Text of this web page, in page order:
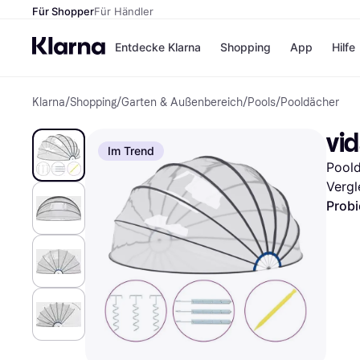
Für ShopperFür Händler
Entdecke Klarna
Zahlungsmethoden
Teilzahlungen
Bezahle in bis zu 30
Tagen
Ratenzahlung
Shopping
Shops
eBay
Temu
SHEIN
App Hilfe
Klarna/Shopping/Garten & Außenbereich/Pools/Pooldächer
Im Trend